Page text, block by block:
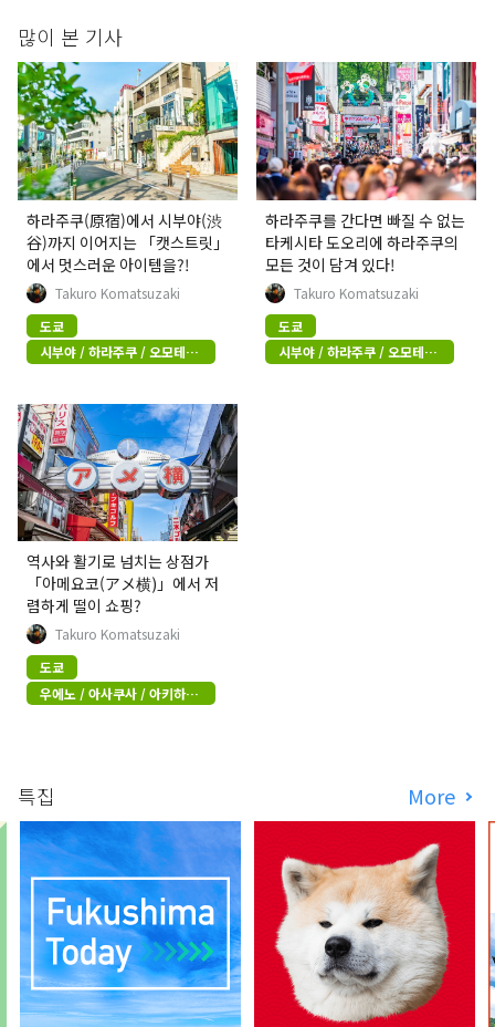
많이 본 기사
하라주쿠(原宿)에서 시부야(渋
谷)까지 이어지는 「캣스트릿」
에서 멋스러운 아이템을?!
Takuro Komatsuzaki
도쿄
시부야 / 하라주쿠 / 오모테산
도
하라주쿠를 간다면 빠질 수 없는
타케시타 도오리에 하라주쿠의
모든 것이 담겨 있다!
Takuro Komatsuzaki
도쿄
시부야 / 하라주쿠 / 오모테산
도
역사와 활기로 넘치는 상점가
「아메요코(アメ横)」에서 저
렴하게 떨이 쇼핑?
Takuro Komatsuzaki
도쿄
우에노 / 아사쿠사 / 아키하바
라
특집 More